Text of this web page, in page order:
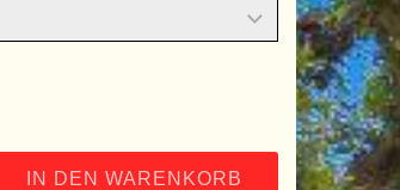
IN DEN WARENKORB